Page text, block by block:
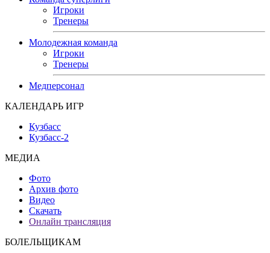
Игроки
Тренеры
Молодежная команда
Игроки
Тренеры
Медперсонал
КАЛЕНДАРЬ ИГР
Кузбасс
Кузбасс-2
МЕДИА
Фото
Архив фото
Видео
Скачать
Онлайн трансляция
БОЛЕЛЬЩИКАМ